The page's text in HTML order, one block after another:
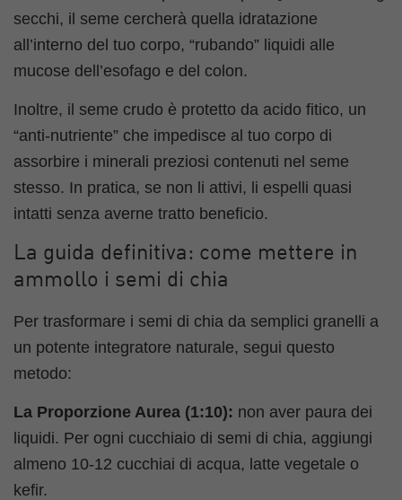
secchi, il seme cercherà quella idratazione
all’interno del tuo corpo, “rubando” liquidi alle
mucose dell’esofago e del colon.
Inoltre, il seme crudo è protetto da acido fitico, un
“anti-nutriente” che impedisce al tuo corpo di
assorbire i minerali preziosi contenuti nel seme
stesso. In pratica, se non li attivi, li espelli quasi
intatti senza averne tratto beneficio.
La guida definitiva: come mettere in
ammollo i semi di chia
Per trasformare i semi di chia da semplici granelli a
un potente integratore naturale, segui questo
metodo:
La Proporzione Aurea (1:10): non aver paura dei
liquidi. Per ogni cucchiaio di semi di chia, aggiungi
almeno 10-12 cucchiai di acqua, latte vegetale o
kefir.